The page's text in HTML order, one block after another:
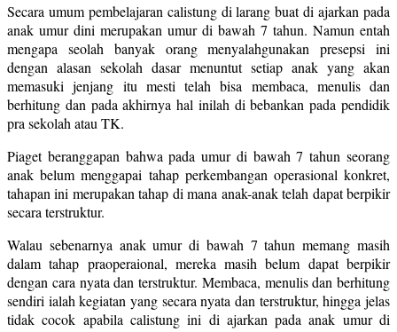
Secara umum pembelajaran calistung di larang buat di ajarkan pada
anak umur dini merupakan umur di bawah 7 tahun. Namun entah
mengapa seolah banyak orang menyalahgunakan presepsi ini
dengan alasan sekolah dasar menuntut setiap anak yang akan
memasuki jenjang itu mesti telah bisa membaca, menulis dan
berhitung dan pada akhirnya hal inilah di bebankan pada pendidik
pra sekolah atau TK.
Piaget beranggapan bahwa pada umur di bawah 7 tahun seorang
anak belum menggapai tahap perkembangan operasional konkret,
tahapan ini merupakan tahap di mana anak-anak telah dapat berpikir
secara terstruktur.
Walau sebenarnya anak umur di bawah 7 tahun memang masih
dalam tahap praoperaional, mereka masih belum dapat berpikir
dengan cara nyata dan terstruktur. Membaca, menulis dan berhitung
sendiri ialah kegiatan yang secara nyata dan terstruktur, hingga jelas
tidak cocok apabila calistung ini di ajarkan pada anak umur di